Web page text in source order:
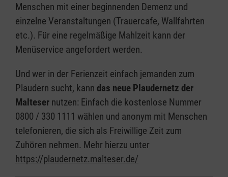
Menschen mit einer beginnenden Demenz und
einzelne Veranstaltungen (Trauercafe, Wallfahrten
etc.). Für eine regelmäßige Mahlzeit kann der
Menüservice angefordert werden.
Und wer in der Ferienzeit einfach jemanden zum
Plaudern sucht, kann das neue Plaudernetz der
Malteser nutzen: Einfach die kostenlose Nummer
0800 / 330 1111 wählen und anonym mit Menschen
telefonieren, die sich als Freiwillige Zeit zum
Zuhören nehmen. Mehr hierzu unter
https://plaudernetz.malteser.de/